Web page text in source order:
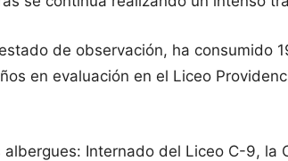
de observación, ha consumido
en evaluación en el Liceo
Internado del Liceo C-9,